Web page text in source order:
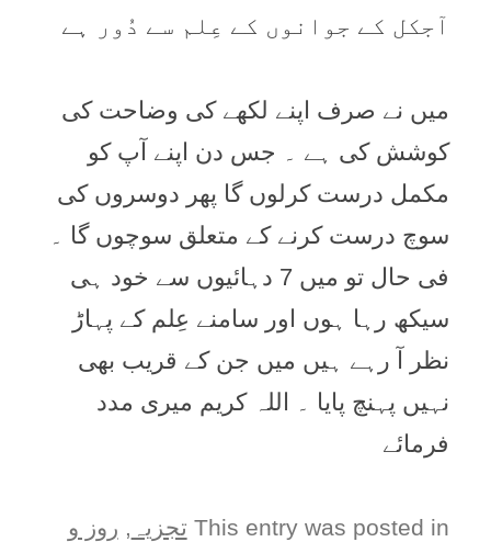
آجکل کے جوانوں کے عِلم سے دُور ہے
میں نے صرف اپنے لکھے کی وضاحت کی
کوشش کی ہے ۔ جس دن اپنے آپ کو
مکمل درست کرلوں گا پھر دوسروں کی
سوچ درست کرنے کے متعلق سوچوں گا ۔
فی حال تو میں 7 دہائیوں سے خود ہی
سیکھ رہا ہوں اور سامنے عِلم کے پہاڑ
نظر آ رہے ہیں میں جن کے قریب بھی
نہیں پہنچ پایا ۔ اللہ کریم میری مدد
فرمائے
This entry was posted in تجزیہ , روز و